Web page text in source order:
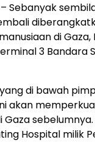
– Sebanyak
di
3 Bandara
di bawah
akan
Gaza
Hospital milik